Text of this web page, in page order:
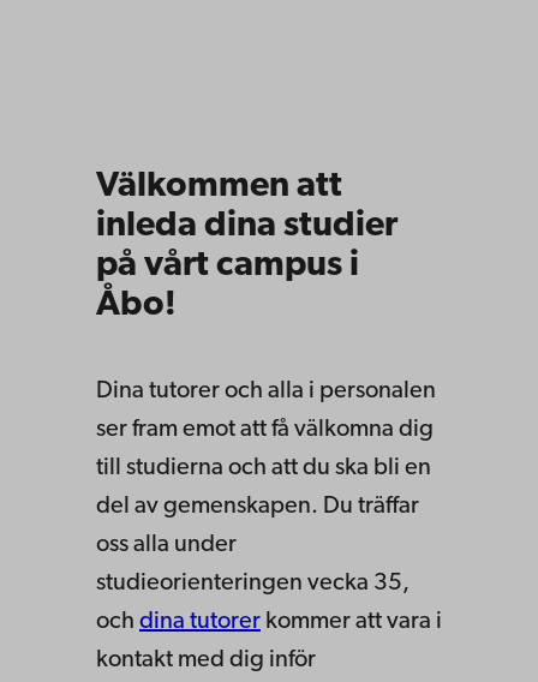
Välkommen att
inleda dina studier
på vårt campus i
Åbo!
Dina tutorer och alla i personalen
ser fram emot att få välkomna dig
till studierna och att du ska bli en
del av gemenskapen. Du träffar
oss alla under
studieorienteringen vecka 35,
och dina tutorer kommer att vara i
kontakt med dig inför